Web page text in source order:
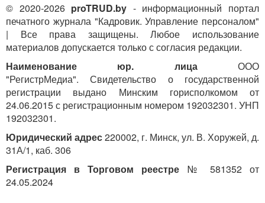
© 2020-2026 proTRUD.by - информационный портал
печатного журнала "Кадровик. Управление персоналом"
| Все права защищены. Любое использование
материалов допускается только с согласия редакции.
Наименование юр. лицаООО
"РегистрМедиа". Свидетельство о государственной
регистрации выдано Минским горисполкомом от
24.06.2015 с регистрационным номером 192032301. УНП
192032301.
Юридический адрес220002, г. Минск, ул. В. Хоружей, д.
31А/1, каб. 306
Регистрация в Торговом реестре № 581352 от
24.05.2024